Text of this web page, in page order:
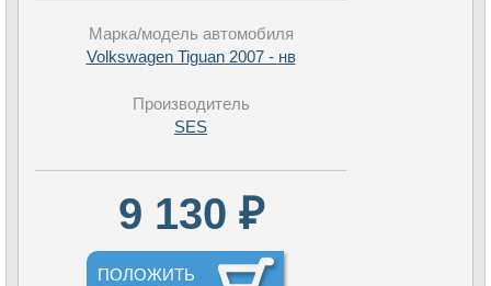
Марка/модель автомобиля
Volkswagen Tiguan 2007 - нв
Производитель
SES
9 130 ₽
ПОЛОЖИТЬ